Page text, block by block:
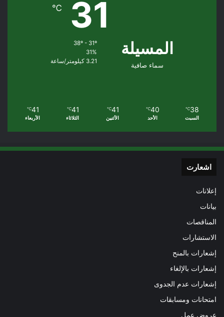
المسيلة
سماء صافية
31
℃
31%
3.21 كيلومتر/ساعة
38
℃
السبت
40
℃
الأحد
41
℃
الأثنين
41
℃
الثلاثاء
41
℃
الأربعاء
اشعارت
إعلانات
بيانات
المناقصات
الاستشارات
إشعارات بالمنح
إشعارات بالإلغاء
إشعارات عدم الجدوى
امتحانات ومسابقات
عروض عمل